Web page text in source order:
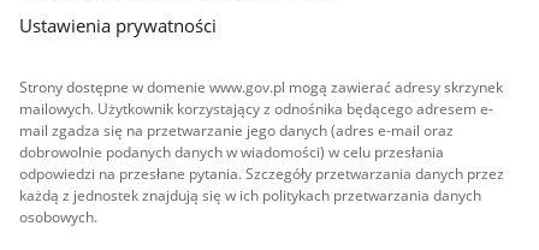
Ustawienia prywatności
Strony dostępne w domenie www.gov.pl mogą zawierać adresy skrzynek
mailowych. Użytkownik korzystający z odnośnika będącego adresem e-
mail zgadza się na przetwarzanie jego danych (adres e-mail oraz
dobrowolnie podanych danych w wiadomości) w celu przesłania
odpowiedzi na przesłane pytania. Szczegóły przetwarzania danych przez
każdą z jednostek znajdują się w ich politykach przetwarzania danych
osobowych.